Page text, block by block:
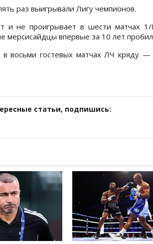
раз выигрывали Лигу чемпионов.
и не проигрывает в шести матчах
мерсисайдцы впервые за 10 лет
в восьми гостевых матчах ЛЧ кряду
статьи, подпишись: